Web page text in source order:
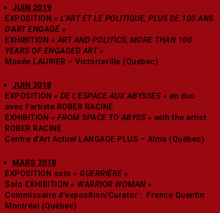
JUIN 2019
EXPOSITION « L’ART ET LE POLITIQUE, PLUS DE 100 ANS
D’ART ENGAGÉ »
EXHIBITION « ART AND POLITICS, MORE THAN 100
YEARS OF ENGAGED ART »
Musée LAURIER – Victoriaville (Québec)
JUIN 2018
EXPOSITION « DE L’ESPACE AUX ABYSSES » en duo
avec l’artiste ROBER RACINE
EXHIBITION « FROM SPACE TO ABYSS » with the artist
ROBER RACINE
Centre d’Art Actuel LANGAGE PLUS – Alma (Québec)
MARS 2018
EXPOSITION solo « GUERRIÈRE »
Solo EXHIBITION « WARRIOR WOMAN »
Commissaire d’exposition/Curator : France Quentin
Montréal (Québec)